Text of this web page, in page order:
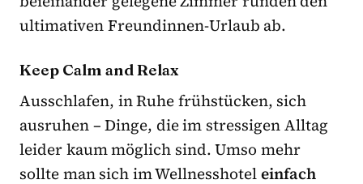
ultimativen Freundinnen-Urlaub ab.
Keep Calm and Relax
Ausschlafen, in Ruhe frühstücken, sich
ausruhen – Dinge, die im stressigen Alltag
leider kaum möglich sind. Umso mehr
sollte man sich im Wellnesshoteleinfach